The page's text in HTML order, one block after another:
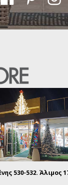
530-532. Άλιμος